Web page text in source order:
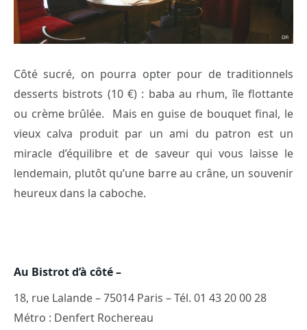
Côté sucré, on pourra opter pour de traditionnels
desserts bistrots (10 €) : baba au rhum, île flottante
ou crème brûlée. Mais en guise de bouquet final, le
vieux calva produit par un ami du patron est un
miracle d’équilibre et de saveur qui vous laisse le
lendemain, plutôt qu’une barre au crâne, un souvenir
heureux dans la caboche.
Au Bistrot d’à côté–
18, rue Lalande – 75014 Paris – Tél. 01 43 20 00 28
Métro : Denfert Rochereau